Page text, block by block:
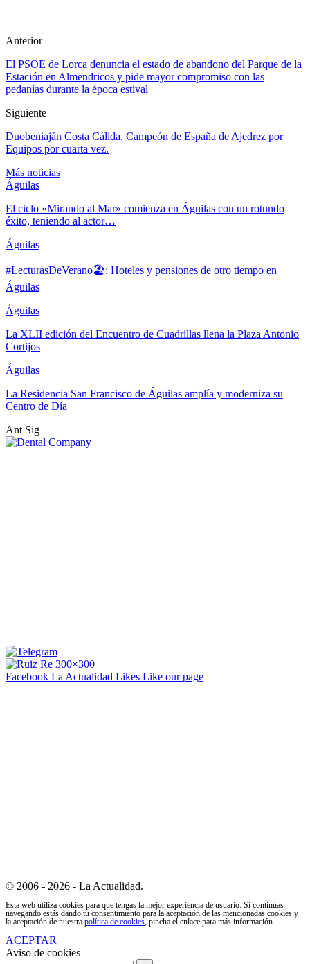
Anterior
El PSOE de Lorca denuncia el estado de abandono del Parque de la
Estación en Almendricos y pide mayor compromiso con las
pedanías durante la época estival
Siguiente
Duobeniaján Costa Cálida, Campeón de España de Ajedrez por
Equipos por cuarta vez.
Más noticias
Águilas
El ciclo «Mirando al Mar» comienza en Águilas con un rotundo
éxito, teniendo al actor…
Águilas
#LecturasDeVerano🏖: Hoteles y pensiones de otro tiempo en
Águilas
Águilas
La XLII edición del Encuentro de Cuadrillas llena la Plaza Antonio
Cortijos
Águilas
La Residencia San Francisco de Águilas amplía y moderniza su
Centro de Día
Ant Sig
Facebook La Actualidad Likes Like our page
© 2006 - 2026 - La Actualidad.
Esta web utiliza cookies para que tengas la mejor experiencia de usuario. Si continúas
navegando estás dando tu consentimiento para la aceptación de las mencionadas cookies y
la aceptación de nuestra política de cookies , pincha el enlace para más información.
ACEPTAR
Aviso de cookies